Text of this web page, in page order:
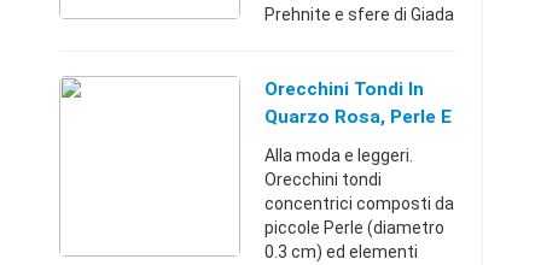
Prehnite e sfere di Giada
925. La chiusura è a
farfallina.Milano
Orecchini Tondi In
Quarzo Rosa, Perle E
Argento 925
Alla moda e leggeri.
Orecchini tondi
concentrici composti da
piccole Perle (diametro
0.3 cm) ed elementi